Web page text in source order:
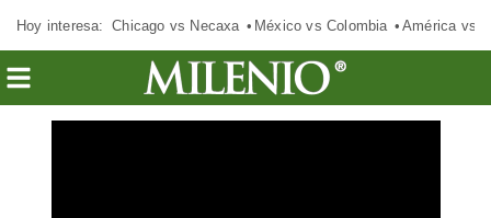
Hoy interesa: Chicago vs Necaxa México vs Colombia América vs